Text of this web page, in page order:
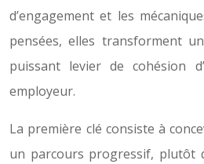
d’engagement et les
pensées, elles transforment
puissant levier de cohésion
employeur.
La première clé consiste à
un parcours progressif, plutôt